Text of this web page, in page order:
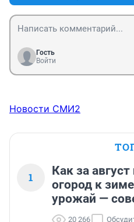
Гость
Войти
Новости СМИ2
1
Как за
огород к
урожай —
20 266